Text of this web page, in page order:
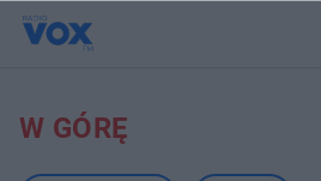
W GÓRĘ